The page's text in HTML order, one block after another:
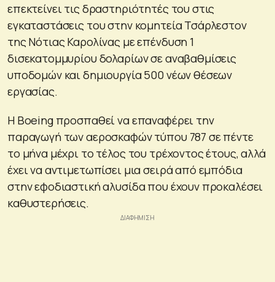
επεκτείνει τις δραστηριότητές του στις
εγκαταστάσεις του στην κομητεία Τσάρλεστον
της Νότιας Καρολίνας με επένδυση 1
δισεκατομμυρίου δολαρίων σε αναβαθμίσεις
υποδομών και δημιουργία 500 νέων θέσεων
εργασίας.
Η Boeing προσπαθεί να επαναφέρει την
παραγωγή των αεροσκαφών τύπου 787 σε πέντε
το μήνα μέχρι το τέλος του τρέχοντος έτους, αλλά
έχει να αντιμετωπίσει μια σειρά από εμπόδια
στην εφοδιαστική αλυσίδα που έχουν προκαλέσει
καθυστερήσεις.